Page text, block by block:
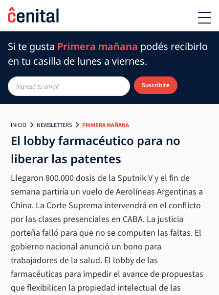
Si te gusta Primera mañana podés recibirlo
en tu casilla de lunes a viernes.
Suscribite
INICIO NEWSLETTERS PRIMERA MAÑANA
El lobby farmacéutico para no
liberar las patentes
Llegaron 800.000 dosis de la Sputnik V y el fin de
semana partiría un vuelo de Aerolíneas Argentinas a
China. La Corte Suprema intervendrá en el conflicto
por las clases presenciales en CABA. La justicia
porteña falló para que no se computen las faltas. El
gobierno nacional anunció un bono para
trabajadores de la salud. El lobby de las
farmacéuticas para impedir el avance de propuestas
que flexibilicen la propiedad intelectual de las